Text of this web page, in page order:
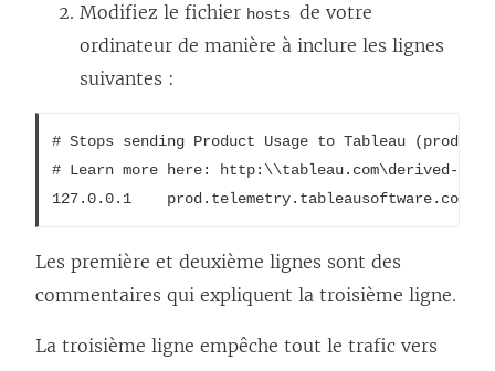
Modifiez le fichier hosts de votre
ordinateur de manière à inclure les lignes
suivantes :
# Stops sending Product Usage to Tableau
# Learn more here: http:\\tableau.com\derived-data
Les première et deuxième lignes sont des
commentaires qui expliquent la troisième ligne.
La troisième ligne empêche tout le trafic vers